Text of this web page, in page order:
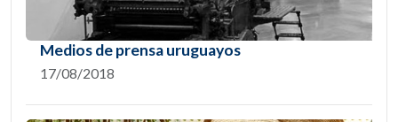
Medios de prensa uruguayos
17/08/2018